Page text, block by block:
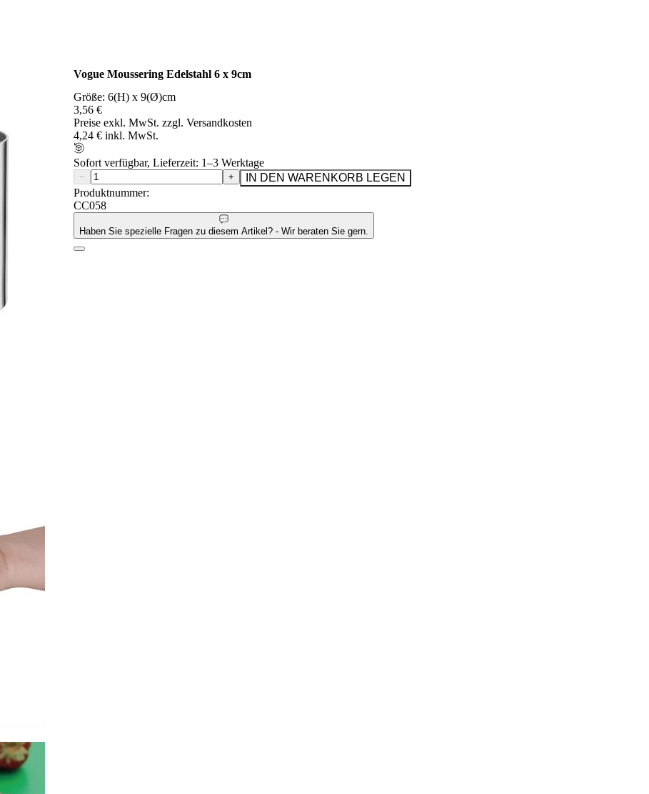
Vogue Moussering Edelstahl 6 x 9cm
Größe: 6(H) x 9(Ø)cm
3,56 €
Preise exkl. MwSt. zzgl. Versandkosten
4,24 € inkl. MwSt.
Sofort verfügbar, Lieferzeit: 1–3 Werktage
− +
IN DEN WARENKORB LEGEN
Produktnummer:
CC058
Haben Sie spezielle Fragen zu diesem Artikel? - Wir beraten Sie gern.